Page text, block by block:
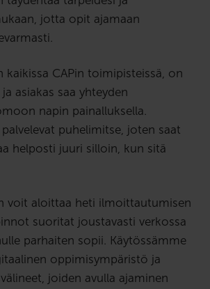
jotta opit ajamaan
kaikissa CAPin toimipisteissä, on
asiakas saa yhteyden
napin painalluksella.
puhelimitse, joten saat
helposti juuri silloin, kun sitä
voit aloittaa heti ilmoittautumisen
suoritat joustavasti verkossa
parhaiten sopii. Käytössämme
oppimisympäristö ja
joiden avulla ajaminen